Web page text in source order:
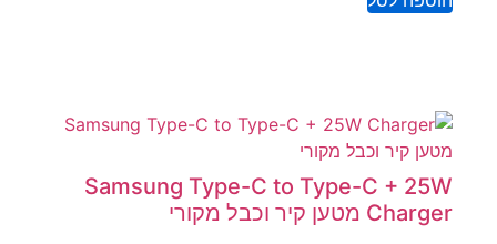
Samsung Type-C to Type-C + 25W
Charger מטען קיר וכבל מקורי